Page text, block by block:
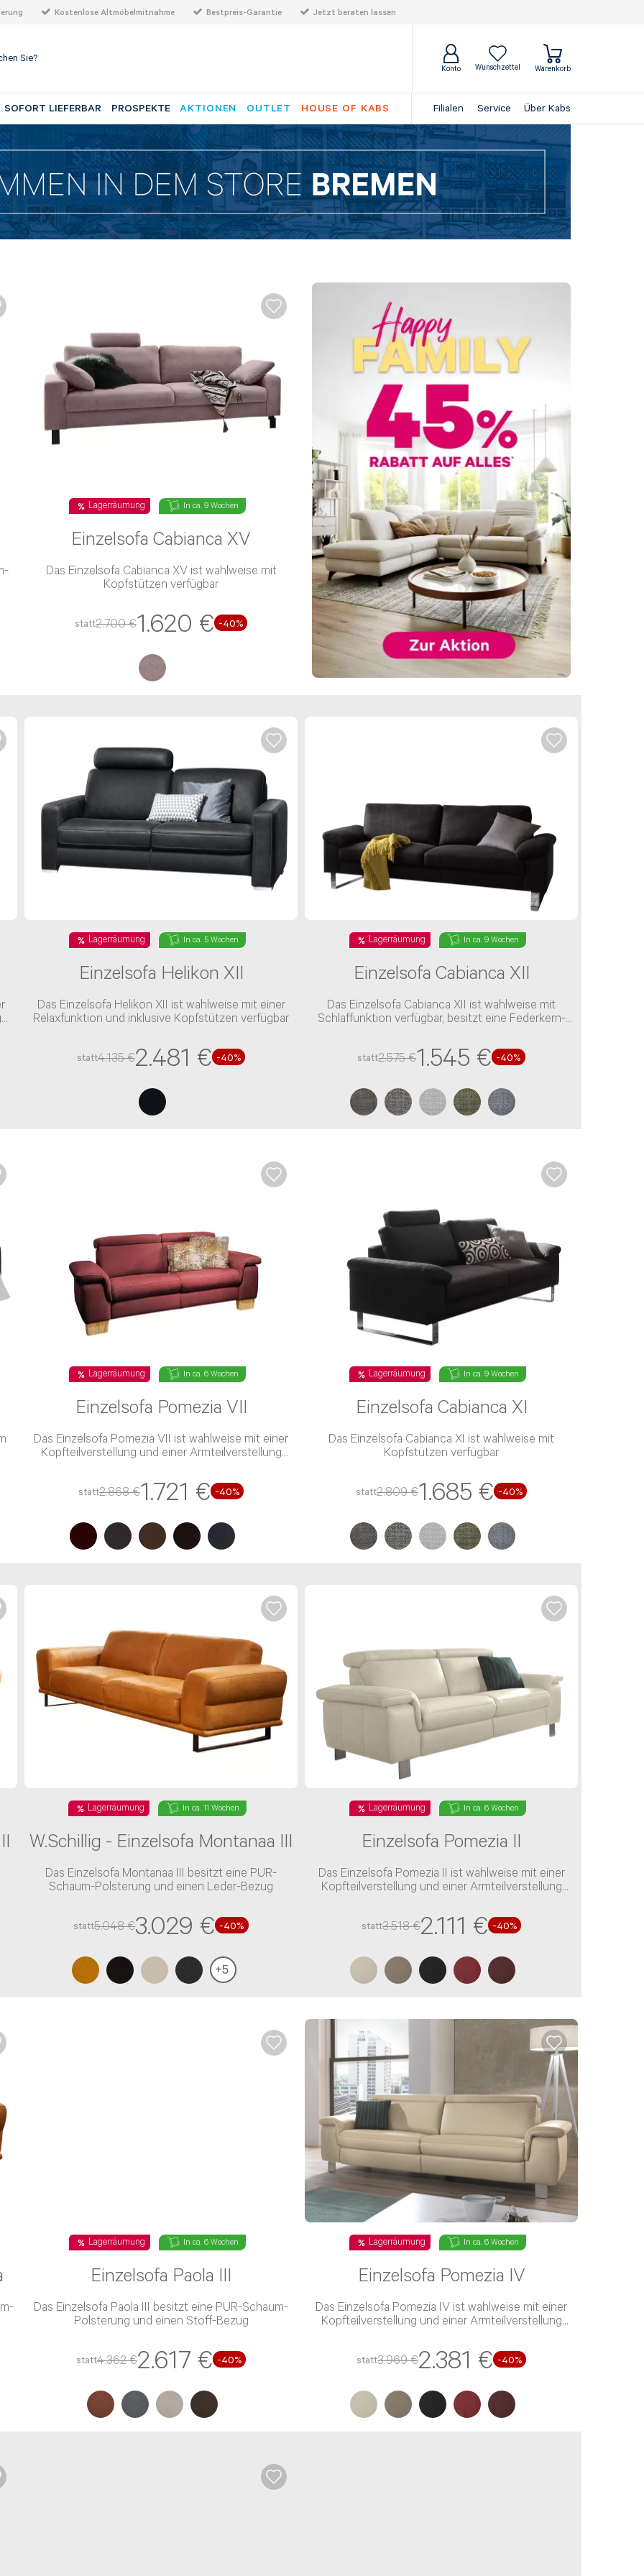
Kostenlose Altmöbelmitnahme Bestpreis-Garantie Jetzt beraten lassen
Konto Wunschzettel Warenkorb
SOFORT LIEFERBAR PROSPEKTE AKTIONEN OUTLET HOUSE OF KABS Filialen Service Über Kabs
auch gerne per Email senden:Service@kabs.de
Hier erreicht Ihr Anliegen direkt den perfekten Ansprechpartner. Bequemer geht’s nicht.
Kontaktkanälen. Deshalb dauert die Beantwortung Deiner Anfrage länger. Wir geben alles, um Dein
und bitten Dich um Geduld. Falls du bereits eine E-Mail geschrieben hast, werden wir Dir
ist nicht erforderlich.
NACHRICHT ABSENDEN
sind Pflichtfelder.
Lagerräumung In ca. 9 Wochen
Einzelsofa Cabianca XV
Das Einzelsofa Cabianca XV ist wahlweise mit
Kopfstützen verfügbar
statt2.700 €1.620 € -40%
Lagerräumung In ca. 5 Wochen
Einzelsofa Helikon XII
Das Einzelsofa Helikon XII ist wahlweise mit einer
Relaxfunktion und inklusive Kopfstützen verfügbar
statt4.135 €2.481 € -40%
Lagerräumung In ca. 9 Wochen
Einzelsofa Cabianca XII
Das Einzelsofa Cabianca XII ist wahlweise mit
Schlaffunktion verfügbar, besitzt eine Federkern-
statt2.575 €1.545 € -40%
Lagerräumung In ca. 6 Wochen
Einzelsofa Pomezia VII
Das Einzelsofa Pomezia VII ist wahlweise mit einer
Kopfteilverstellung und einer Armteilverstellung
statt2.868 €1.721 € -40%
Lagerräumung In ca. 9 Wochen
Einzelsofa Cabianca XI
Das Einzelsofa Cabianca XI ist wahlweise mit
Kopfstützen verfügbar
statt2.809 €1.685 € -40%
Lagerräumung In ca. 11 Wochen
W.Schillig - Einzelsofa Montanaa III
Das Einzelsofa Montanaa III besitzt eine PUR-
Schaum-Polsterung und einen Leder-Bezug
statt5.048 €3.029 € -40%
+5
Lagerräumung In ca. 6 Wochen
Einzelsofa Pomezia II
Das Einzelsofa Pomezia II ist wahlweise mit einer
Kopfteilverstellung und einer Armteilverstellung
statt3.518 €2.111 € -40%
Lagerräumung In ca. 6 Wochen
Einzelsofa Paola III
Das Einzelsofa Paola III besitzt eine PUR-Schaum-
Polsterung und einen Stoff-Bezug
statt4.362 €2.617 € -40%
Lagerräumung In ca. 6 Wochen
Einzelsofa Pomezia IV
Das Einzelsofa Pomezia IV ist wahlweise mit einer
Kopfteilverstellung und einer Armteilverstellung
statt3.969 €2.381 € -40%